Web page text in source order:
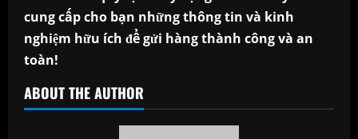
cung cấp cho bạn những thông tin và kinh
nghiệm hữu ích để gửi hàng thành công và an
toàn!
ABOUT THE AUTHOR